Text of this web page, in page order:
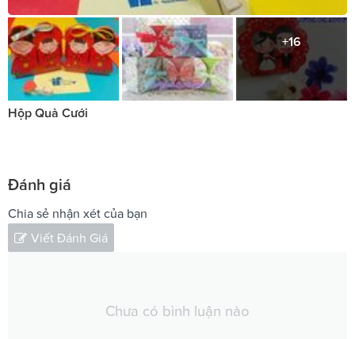
+16
Hộp Quà Cưới
Đánh giá
Chia sẻ nhận xét của bạn
Viết Đánh Giá
Chưa có bình luận nào